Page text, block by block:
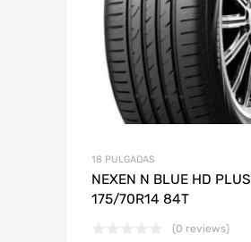
18 PULGADAS
NEXEN N BLUE HD PLUS
175/70R14 84T
(0 reviews)